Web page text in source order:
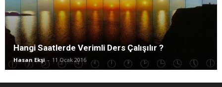
Hangi Saatlerde Verimli Ders Çalışılır ?
Hasan Ekşi - 11 Ocak 2016